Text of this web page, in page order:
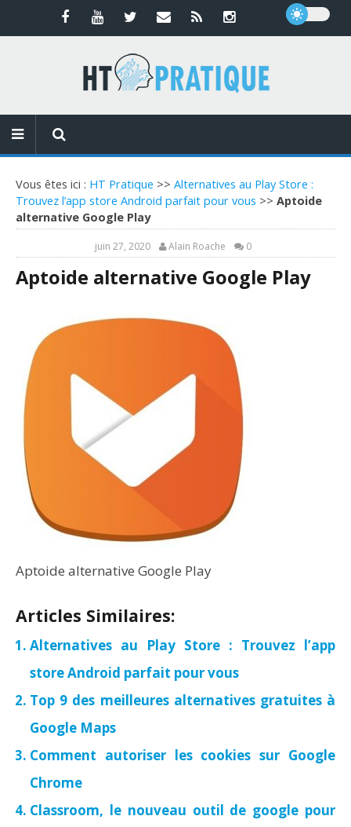
Vous êtes ici : HT Pratique >> Alternatives au Play Store :
Trouvez l’app store Android parfait pour vous >> Aptoide
alternative Google Play
juin 27, 2020 Alain Roache 0
Aptoide alternative Google Play
Aptoide alternative Google Play
Articles Similaires:
Alternatives au Play Store : Trouvez l’app
store Android parfait pour vous
Top 9 des meilleures alternatives gratuites à
Google Maps
Comment autoriser les cookies sur Google
Chrome
Classroom, le nouveau outil de google pour